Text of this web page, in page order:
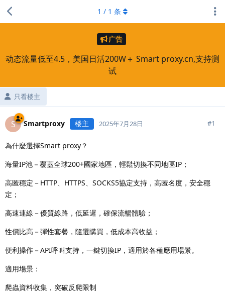
广告
动态流量低至4.5，美国日活200W＋ Smart proxy.cn,支持测
试
只看楼主
1 / 1 条
S Smartproxy 楼主 2025年7月28日 #1
為什麼選擇Smart proxy？
海量IP池－覆蓋全球200+國家地區，輕鬆切換不同地區IP；
高匿穩定－HTTP、HTTPS、SOCKS5協定支持，高匿名度，安全穩
定；
高速連線－優質線路，低延遲，確保流暢體驗；
性價比高－彈性套餐，隨選購買，低成本高收益；
便利操作－API呼叫支持，一鍵切換IP，適用於各種應用場景。
適用場景：
爬蟲資料收集，突破反爬限制